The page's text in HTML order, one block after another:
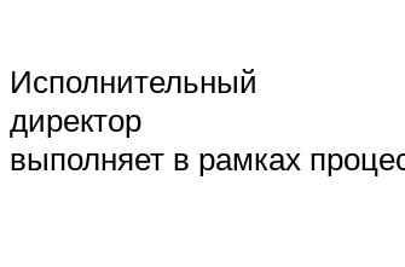
Исполнительный
директор
выполняет в рамках